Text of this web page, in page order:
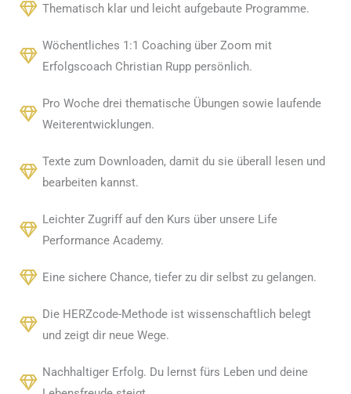
Thematisch klar und leicht aufgebaute Programme.
Wöchentliches 1:1 Coaching über Zoom mit
Erfolgscoach Christian Rupp persönlich.
Pro Woche drei thematische Übungen sowie laufende
Weiterentwicklungen.
Texte zum Downloaden, damit du sie überall lesen und
bearbeiten kannst.
Leichter Zugriff auf den Kurs über unsere Life
Performance Academy.
Eine sichere Chance, tiefer zu dir selbst zu gelangen.
Die HERZcode-Methode ist wissenschaftlich belegt
und zeigt dir neue Wege.
Nachhaltiger Erfolg. Du lernst fürs Leben und deine